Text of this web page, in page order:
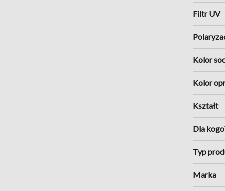
Filtr UV
Kolor
Kolor
Kształt
Dla
Typ
Marka